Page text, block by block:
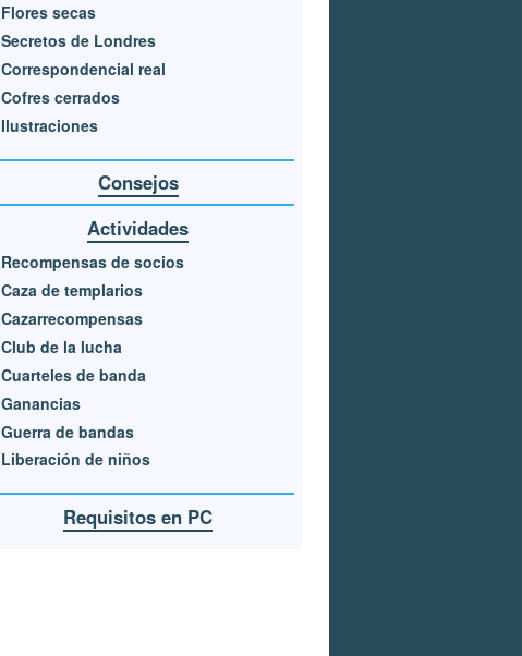
Flores secas
Secretos de Londres
Correspondencial real
Cofres cerrados
Ilustraciones
Consejos
Actividades
Recompensas de socios
Caza de templarios
Cazarrecompensas
Club de la lucha
Cuarteles de banda
Ganancias
Guerra de bandas
Liberación de niños
Requisitos en PC